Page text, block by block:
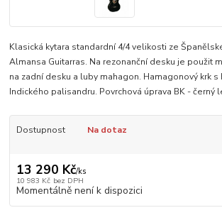
Klasická kytara standardní 4/4 velikosti ze
Almansa Guitarras. Na rezonanční desku je použit
na zadní desku a luby mahagon. Hamagonový krk s
Indického palisandru. Povrchová úprava BK - černý
Dostupnost Na dotaz
13 290 Kč/ks
10 983 Kč bez DPH
Momentálně není k dispozici